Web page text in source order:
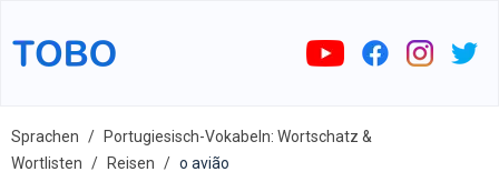
Sprachen
Portugiesisch-Vokabeln: Wortschatz &
Wortlisten
Reisen o avião